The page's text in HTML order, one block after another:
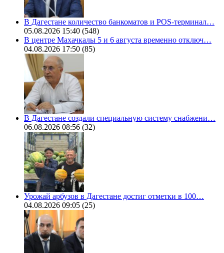
В Дагестане количество банкоматов и POS-терминал…
05.08.2026 15:40 (548)
В центре Махачкалы 5 и 6 августа временно отключ…
04.08.2026 17:50 (85)
В Дагестане создали специальную систему снабжени…
06.08.2026 08:56 (32)
Урожай арбузов в Дагестане достиг отметки в 100…
04.08.2026 09:05 (25)